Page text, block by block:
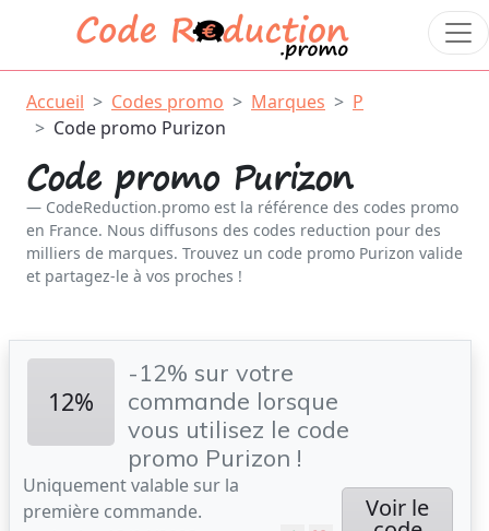
Accueil Codes promo Marques
P
Code promo Purizon
Code promo Purizon
CodeReduction.promo est la référence des codes promo
en France. Nous diffusons des codes reduction pour des
milliers de marques. Trouvez un code promo Purizon valide
et partagez-le à vos proches !
12%
-12% sur votre
commande lorsque
vous utilisez le code
promo Purizon !
Uniquement valable sur la
première commande.
Voir le